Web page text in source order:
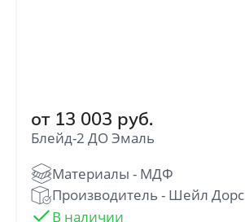
от 13 003 руб.
Блейд-2 ДО Эмаль
Производитель - Шейл Дорс